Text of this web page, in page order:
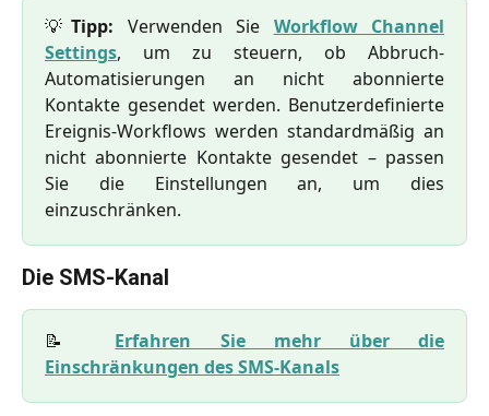
💡Tipp: Verwenden Sie Workflow Channel
Settings, um zu steuern, ob Abbruch-
Automatisierungen an nicht abonnierte
Kontakte gesendet werden. Benutzerdefinierte
Ereignis-Workflows werden standardmäßig an
nicht abonnierte Kontakte gesendet – passen
Sie die Einstellungen an, um dies
einzuschränken.
Die SMS-Kanal
📝 Erfahren Sie mehr über die
Einschränkungen des SMS-Kanals